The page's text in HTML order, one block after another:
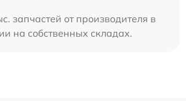
запчастей от производителя в
на собственных складах.